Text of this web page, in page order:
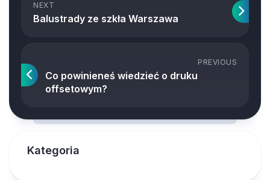
NEXT
Balustrady ze szkła Warszawa
PREVIOUS
Co powinieneś wiedzieć o druku
offsetowym?
Kategoria